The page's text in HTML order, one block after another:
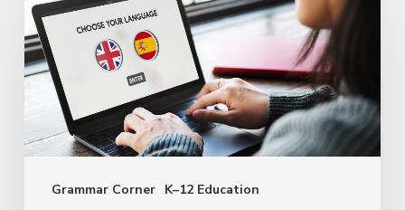
Grammar Corner K–12 Education
presencia
de
los
anglicismos
el
español